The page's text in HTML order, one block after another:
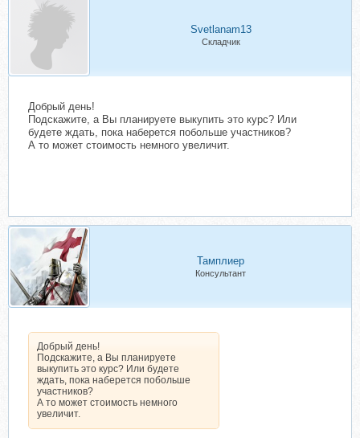
Svetlanam13
Складчик
Добрый день!
Подскажите, а Вы планируете выкупить это курс? Или
будете ждать, пока наберется побольше участников?
А то может стоимость немного увеличит.
Тамплиер
Консультант
Добрый день!
Подскажите, а Вы планируете
выкупить это курс? Или будете
ждать, пока наберется побольше
участников?
А то может стоимость немного
увеличит.